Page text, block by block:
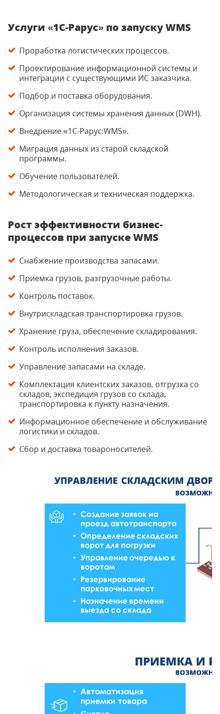
Услуги «1С-Рарус» по запуску WMS
Проработка логистических процессов.
Проектирование информационной системы и
интеграции с существующими ИС заказчика.
Подбор и поставка оборудования.
Организация системы хранения данных (DWH).
Внедрение «1С-Рарус:WMS».
Миграция данных из старой складской
программы.
Обучение пользователей.
Методологическая и техническая поддержка.
Рост эффективности бизнес-
процессов при запуске WMS
Снабжение производства запасами.
Приемка грузов, разгрузочные работы.
Контроль поставок.
Внутрискладская транспортировка грузов.
Хранение груза, обеспечение складирования.
Контроль исполнения заказов.
Управление запасами на складе.
Комплектация клиентских заказов, отгрузка со
складов, экспедиция грузов со склада,
транспортировка к пункту назначения.
Информационное обеспечение и обслуживание
логистики и складов.
Сбор и доставка товароносителей.